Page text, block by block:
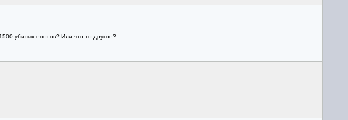
убитых енотов? Или что-то другое?